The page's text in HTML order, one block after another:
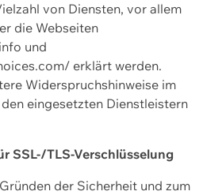
von Diensten, vor allem
die Webseiten
und
erklärt werden.
Widerspruchshinweise im
eingesetzten Dienstleistern
SSL-/TLS-Verschlüsselung
der Sicherheit und zum